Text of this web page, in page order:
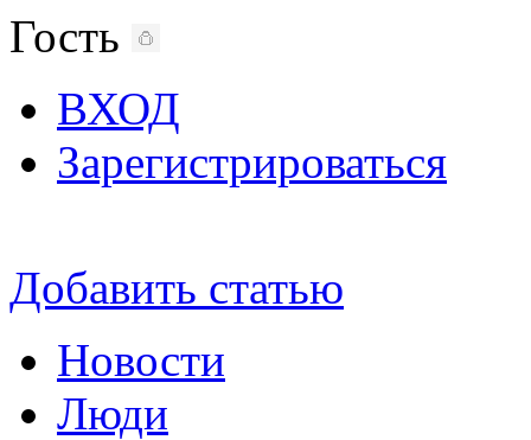
Гость
ВХОД
Зарегистрироваться
Добавить статью
Новости
Люди